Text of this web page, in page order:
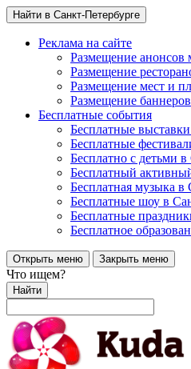
Найти в Санкт-Петербурге
Реклама на сайте
Размещение анонсов
Размещение
Размещение мест и
Размещение баннеров
Бесплатные события
Бесплатные
Бесплатные
Бесплатно с детьми
Бесплатный
Бесплатная музыка в
Бесплатные шоу в
Бесплатные
Бесплатное
Открыть меню Закрыть меню
Что ищем?
Найти